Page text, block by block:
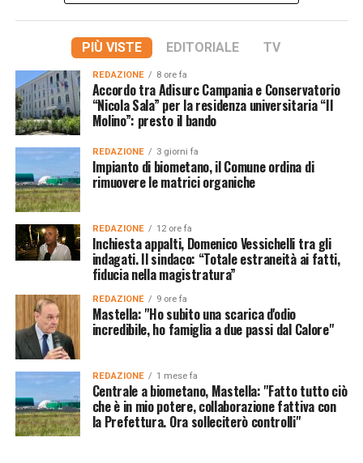
PIÙ VISTE EDITORIALE TV
REDAZIONE 8 ore fa
Accordo tra Adisurc Campania e Conservatorio
“Nicola Sala” per la residenza universitaria “Il
Molino”: presto il bando
REDAZIONE 3 giorni fa
Impianto di biometano, il Comune ordina di
rimuovere le matrici organiche
REDAZIONE 12 ore fa
Inchiesta appalti, Domenico Vessichelli tra gli
indagati. Il sindaco: “Totale estraneità ai fatti,
fiducia nella magistratura”
REDAZIONE 9 ore fa
Mastella: "Ho subito una scarica d'odio
incredibile, ho famiglia a due passi dal Calore"
REDAZIONE 1 mese fa
Centrale a biometano, Mastella: "Fatto tutto ciò
che è in mio potere, collaborazione fattiva con
la Prefettura. Ora solleciterò controlli"